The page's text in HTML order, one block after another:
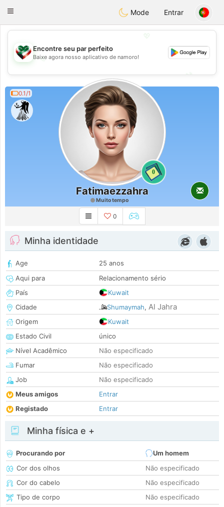
KuwaitChat
Toggle
Mode Entrar
💖
💕
💕
Encontre seu par perfeito
Baixe agora nosso aplicativo de namoro!
0.1/1
0
Fatimaezzahra
Muito tempo
0
Minha identidade
Age
25 anos
Aqui para
Relacionamento sério
País
Kuwait
Cidade
Shumaymah, Al Jahra
Origem
Kuwait
Estado Civil
único
Nível Acadêmico
Não especificado
Fumar
Não especificado
Job
Não especificado
Meus amigos
Entrar
Registado
Entrar
Minha física e +
Procurando por
Um homem
Cor dos olhos
Não especificado
Cor do cabelo
Não especificado
Tipo de corpo
Não especificado